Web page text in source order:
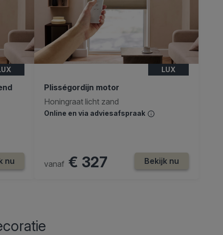
nu
LUX
Plisségordijn motor
Honingraat licht zand
Online en via adviesafspraak
vanaf € 327 Bekijk nu